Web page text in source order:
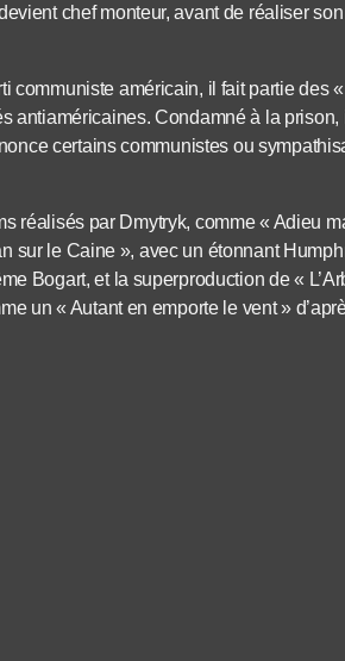
chef monteur, avant de réaliser
communiste américain, il fait partie des
antiaméricaines. Condamné à la prison,
certains communistes ou
réalisés par Dmytryk, comme « Adieu
sur le Caine », avec un étonnant
Bogart, et la superproduction de «
un « Autant en emporte le vent »